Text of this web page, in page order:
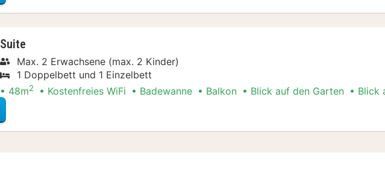
Suite
Max. 2 Erwachsene (max. 2 Kinder)
1 Doppelbett und 1 Einzelbett
48m2 Kostenfreies WiFi Badewanne Balkon Blick auf den Garten Blick